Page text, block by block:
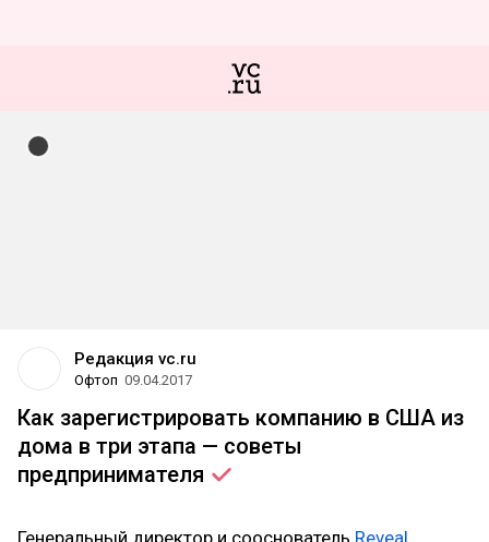
Редакция vc.ru
Офтоп 09.04.2017
Как зарегистрировать компанию в США из
дома в три этапа — советы
предпринимателя
Генеральный директор и сооснователь Reveal